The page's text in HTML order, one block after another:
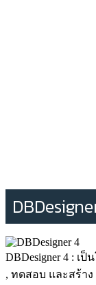
DBDesigner 4 : เ
, ทดสอบ และสร้าง